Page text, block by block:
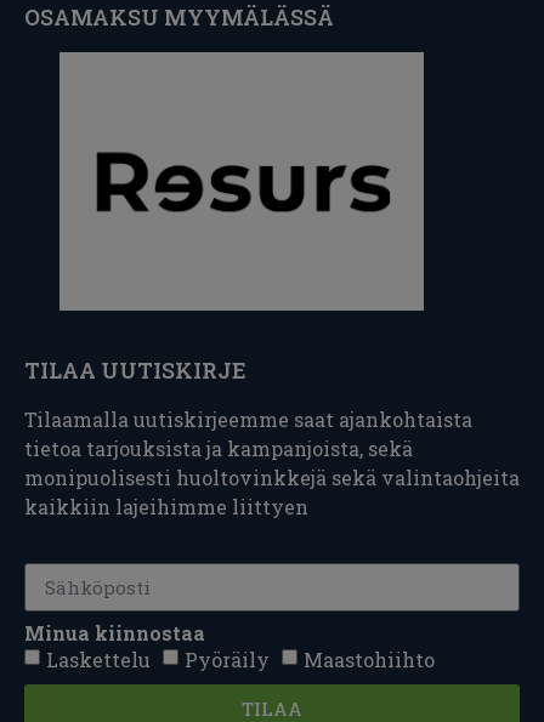
OSAMAKSU MYYMÄLÄSSÄ
TILAA UUTISKIRJE
Tilaamalla uutiskirjeemme saat ajankohtaista
tietoa tarjouksista ja kampanjoista, sekä
monipuolisesti huoltovinkkejä sekä valintaohjeita
kaikkiin lajeihimme liittyen
Minua kiinnostaa
Laskettelu
Pyöräily Maastohiihto
TILAA